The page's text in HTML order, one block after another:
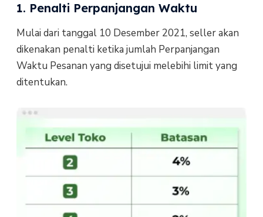
1. Penalti Perpanjangan Waktu
Mulai dari tanggal 10 Desember 2021, seller akan
dikenakan penalti ketika jumlah Perpanjangan
Waktu Pesanan yang disetujui melebihi limit yang
ditentukan.